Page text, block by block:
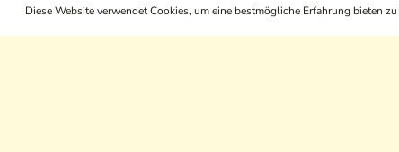
Diese Website verwendet Cookies, um eine bestmögliche Erfahrung bieten